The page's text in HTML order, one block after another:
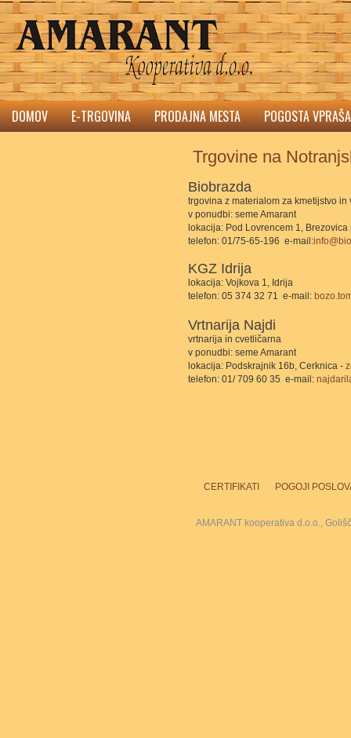
DOMOV E-TRGOVINA PRODAJNA MESTA POGOSTA
Trgovine na
Biobrazda
trgovina z materialom za kmetijstvo in
v ponudbi: seme Amarant
lokacija: Pod Lovrencem 1,
telefon: 01/75-65-196 e-mail:
KGZ Idrija
lokacija: Vojkova 1, Idrija
telefon: 05 374 32 71 e-mail:
Vrtnarija Najdi
vrtnarija in cvetličarna
v ponudbi: seme Amarant
lokacija: Podskrajnik 16b, Cerknica -
telefon: 01/ 709 60 35 e-mail:
CERTIFIKATI POGOJI
AMARANT kooperativa d.o.o.,